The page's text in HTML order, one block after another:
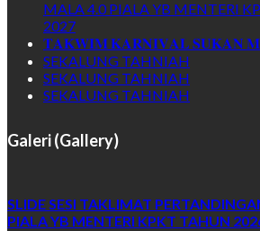
MALA 4.0 PIALA YB MENTERI
2027
𝐓𝐀𝐊𝐖𝐈𝐌 𝐊𝐀𝐑𝐍𝐈𝐕𝐀𝐋 𝐒𝐔𝐊𝐀𝐍
SEKALUNG TAHNIAH
SEKALUNG TAHNIAH
SEKALUNG TAHNIAH
Galeri (Gallery)
SLIDE SESI TAKLIMAT
PIALA YB MENTERI KPKT TAHUN